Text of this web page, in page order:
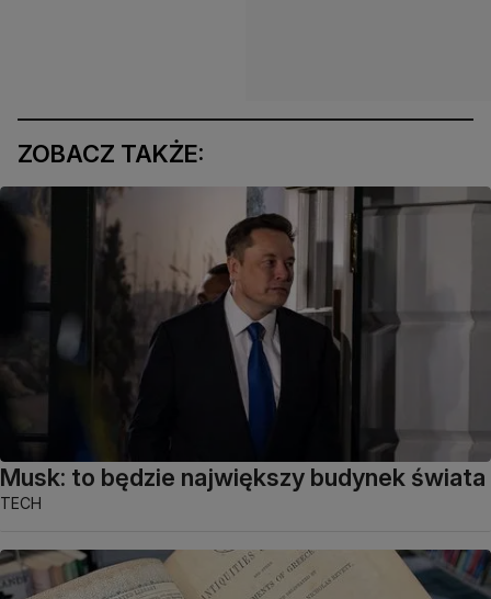
ZOBACZ TAKŻE:
Musk: to będzie największy budynek świata
TECH